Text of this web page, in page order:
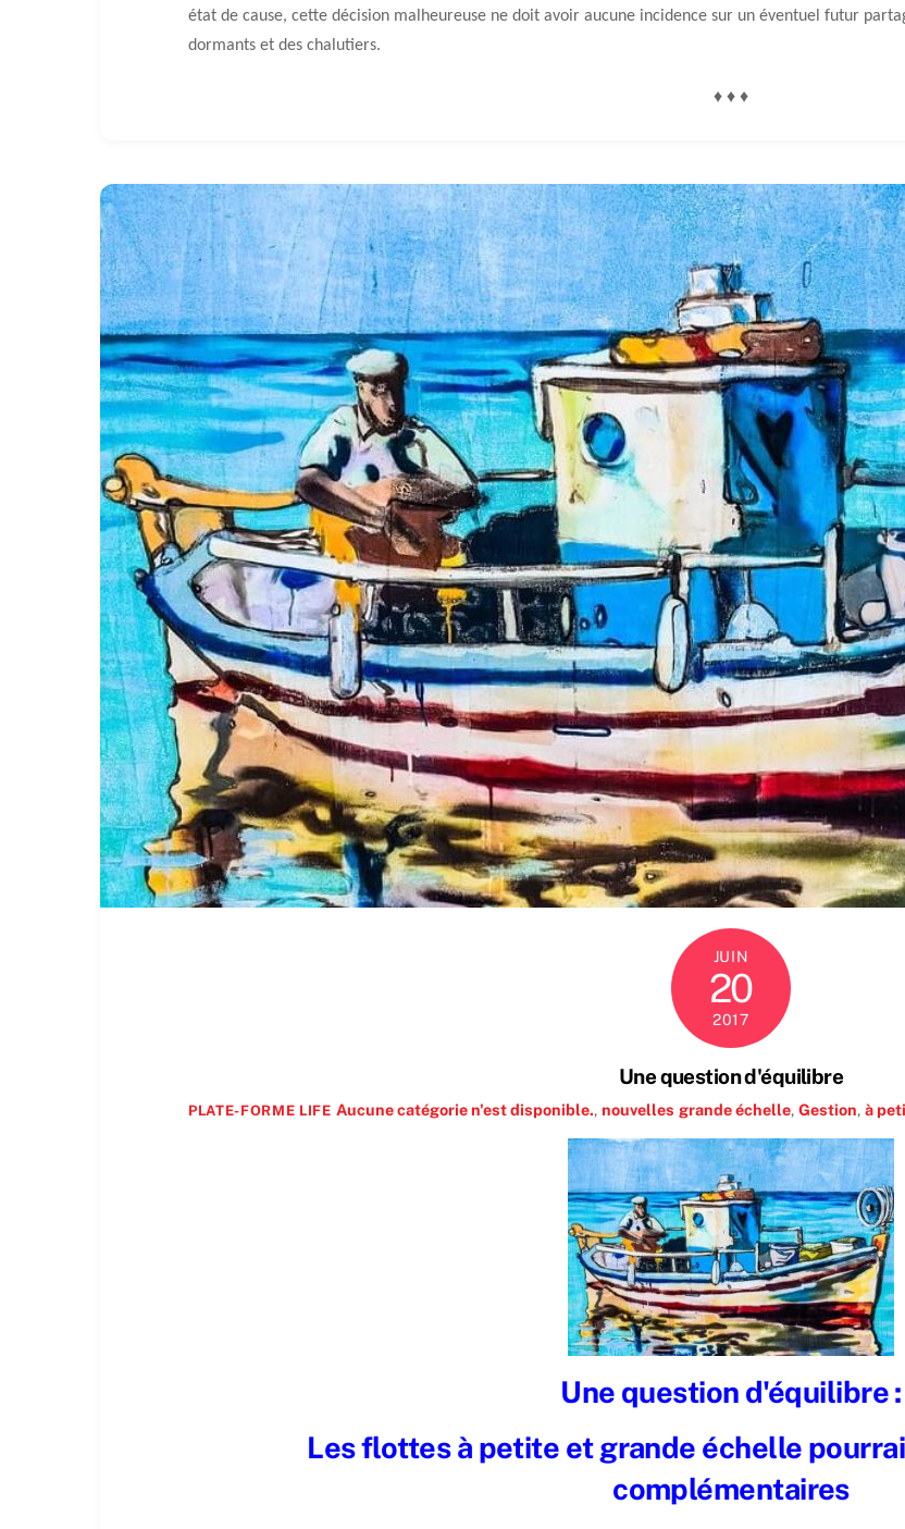
état de cause, cette décision malheureuse ne doit avoir aucune incidence sur un éventuel futur
dormants et des chalutiers.
♦ ♦ ♦
JUIN
20
2017
Une question d'équilibre
PLATE-FORME LIFE Aucune catégorie n'est disponible., nouvelles grande échelle, Gestion, à
Une question d'équilibre :
Les flottes à petite et grande échelle
complémentaires